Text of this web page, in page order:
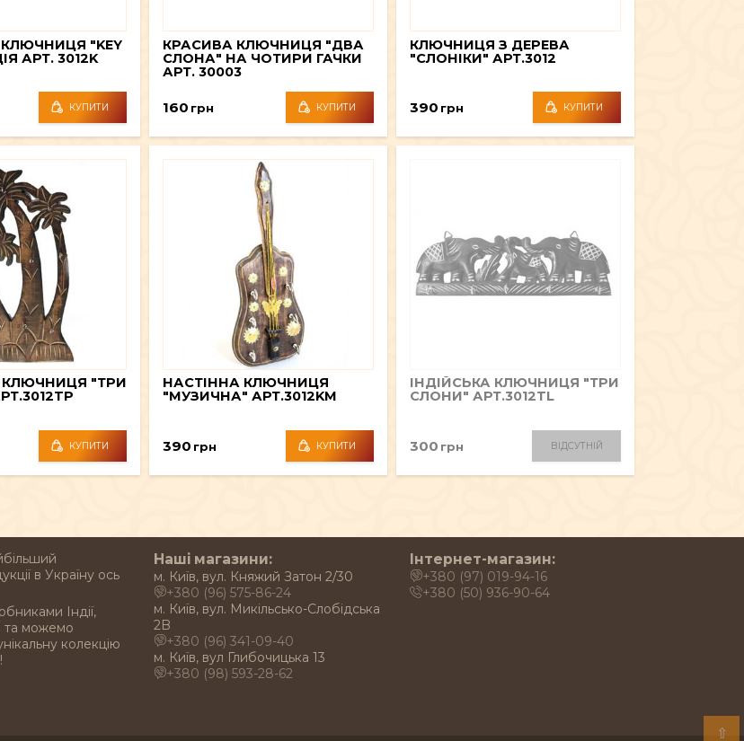
"KEY
АРТ. 3012K
КУПИТИ
КРАСИВА КЛЮЧНИЦЯ "ДВА
СЛОНА" НА ЧОТИРИ ГАЧКИ
АРТ. 30003
160 грн КУПИТИ
КЛЮЧНИЦЯ З ДЕРЕВА
"СЛОНІКИ" АРТ.3012
390 грн КУПИТИ
КЛЮЧНИЦЯ "ТРИ
КУПИТИ
НАСТІННА КЛЮЧНИЦЯ
"МУЗИЧНА" АРТ.3012KM
390 грн КУПИТИ
ІНДІЙСЬКА КЛЮЧНИЦЯ "ТРИ
СЛОНИ" АРТ.3012TL
300 грн ВІДСУТНІЙ
в Україну ось
Індії,
та можемо
колекцію
Наші магазини:
м. Київ, вул. Княжий Затон 2/30
+380 (96) 575-86-24
м. Київ, вул. Микільсько-Слобідська
2B
+380 (96) 341-09-40
м. Київ, вул Глибочицька 13
+380 (98) 593-28-62
Інтернет-магазин:
+380 (97) 019-94-16
+380 (50) 936-90-64
⇧